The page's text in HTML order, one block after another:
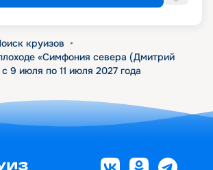
круизов •
«Симфония севера (Дмитрий
9 июля по 11 июля 2027 года